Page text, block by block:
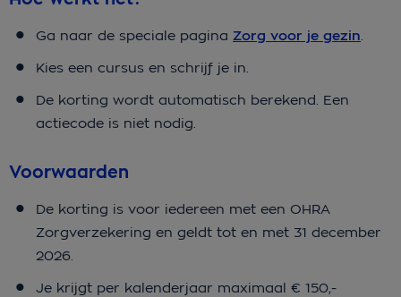
Ga naar de speciale pagina Zorg voor je gezin.
Kies een cursus en schrijf je in.
De korting wordt automatisch berekend. Een
actiecode is niet nodig.
Voorwaarden
De korting is voor iedereen met een OHRA
Zorgverzekering en geldt tot en met 31 december
2026.
Je krijgt per kalenderjaar maximaal € 150,-